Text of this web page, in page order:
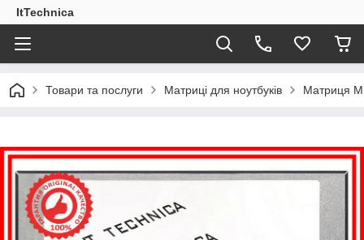
ItTechnica
Товари та послуги Матриці для ноутбуків Матриця